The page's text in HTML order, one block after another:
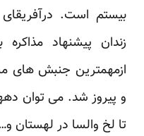
بیستم است.
زندان پیشنهاد مذاکره
ازمهمترین جنبش های
و پیروز شد. می توان
تا لخ والسا در لهستان